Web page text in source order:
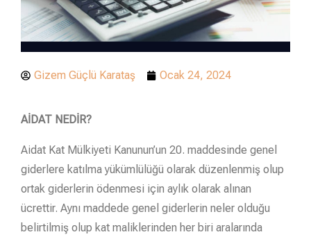
Gizem Güçlü Karataş Ocak 24, 2024
AİDAT NEDİR?
Aidat Kat Mülkiyeti Kanunun’un 20. maddesinde genel
giderlere katılma yükümlülüğü olarak düzenlenmiş olup
ortak giderlerin ödenmesi için aylık olarak alınan
ücrettir. Aynı maddede genel giderlerin neler olduğu
belirtilmiş olup kat maliklerinden her biri aralarında